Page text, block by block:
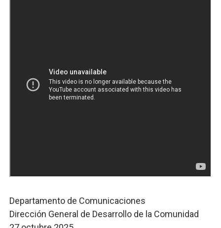
Departamento de Comunicaciones
Dirección General de Desarrollo de la Comunidad